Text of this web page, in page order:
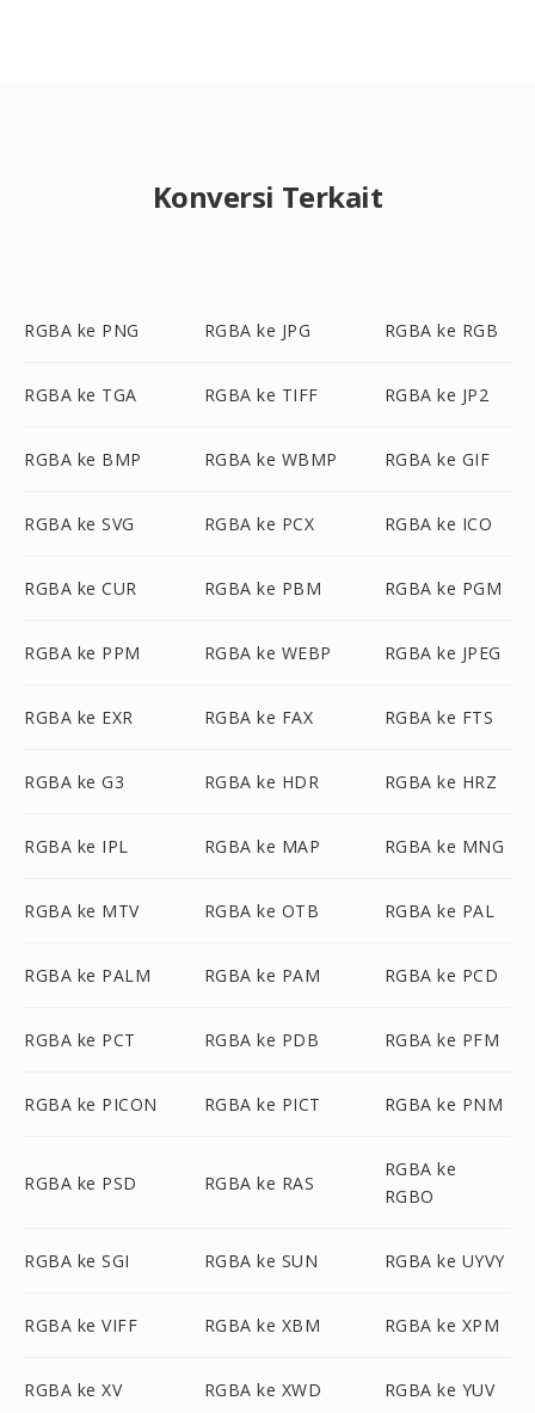
Konversi Terkait
RGBA ke PNG RGBA ke JPG RGBA ke RGB
RGBA ke TGA RGBA ke TIFF RGBA ke JP2
RGBA ke BMP RGBA ke WBMP RGBA ke GIF
RGBA ke SVG RGBA ke PCX RGBA ke ICO
RGBA ke CUR RGBA ke PBM RGBA ke PGM
RGBA ke PPM RGBA ke WEBP RGBA ke JPEG
RGBA ke EXR RGBA ke FAX RGBA ke FTS
RGBA ke G3 RGBA ke HDR RGBA ke HRZ
RGBA ke IPL RGBA ke MAP RGBA ke MNG
RGBA ke MTV RGBA ke OTB RGBA ke PAL
RGBA ke PALM RGBA ke PAM RGBA ke PCD
RGBA ke PCT RGBA ke PDB RGBA ke PFM
RGBA ke PICON RGBA ke PICT RGBA ke PNM
RGBA ke PSD RGBA ke RAS
RGBA ke
RGBO
RGBA ke SGI RGBA ke SUN RGBA ke UYVY
RGBA ke VIFF RGBA ke XBM RGBA ke XPM
RGBA ke XV RGBA ke XWD RGBA ke YUV